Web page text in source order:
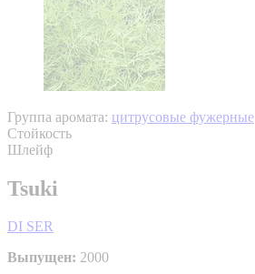
Группа аромата: цитрусовые фужерные
Стойкость
Шлейф
Tsuki
DI SER
Выпущен: 2000